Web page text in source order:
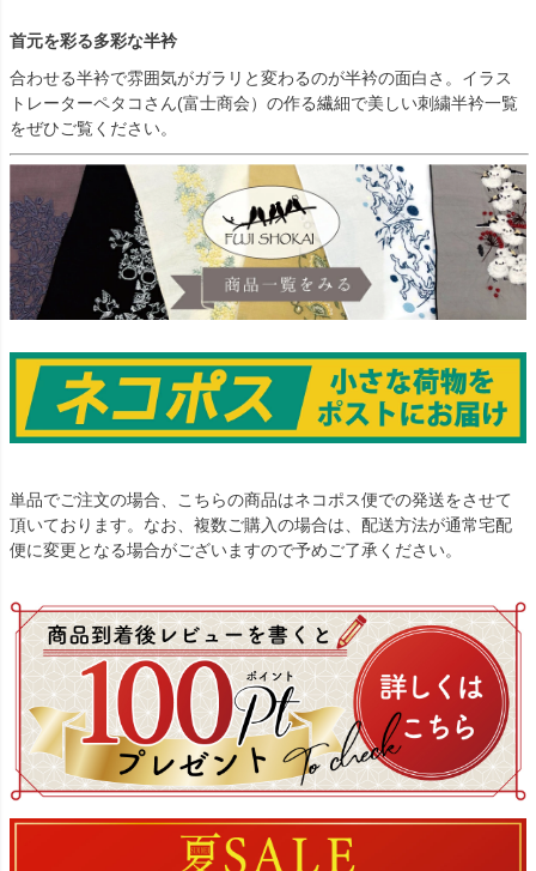
首元を彩る多彩な半衿
合わせる半衿で雰囲気がガラリと変わるのが半衿の面白さ。イラス
トレーターペタコさん(富士商会）の作る繊細で美しい刺繍半衿一覧
をぜひご覧ください。
単品でご注文の場合、こちらの商品はネコポス便での発送をさせて
頂いております。なお、複数ご購入の場合は、配送方法が通常宅配
便に変更となる場合がございますので予めご了承ください。